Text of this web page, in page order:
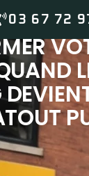
03 67 72